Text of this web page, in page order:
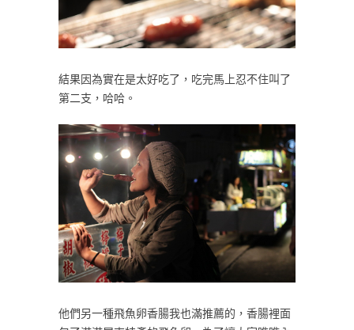
結果因為實在是太好吃了，吃完馬上忍不住叫了
第二支，哈哈。
他們另一種飛魚卵香腸我也滿推薦的，香腸裡面